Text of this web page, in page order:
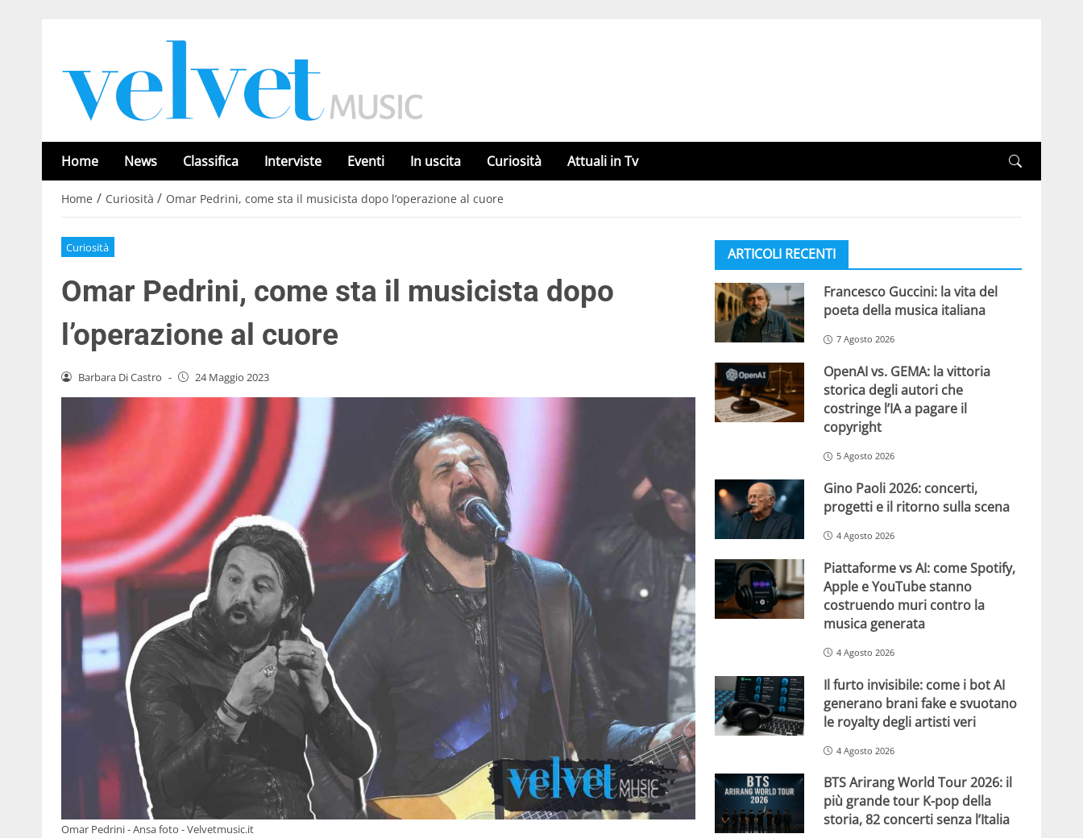
Home News Classifica Interviste Eventi In uscita Curiosità Attuali in Tv
Home / Curiosità / Omar Pedrini, come sta il musicista dopo l’operazione al cuore
Curiosità
Omar Pedrini, come sta il musicista dopo
l’operazione al cuore
Barbara Di Castro - 24 Maggio 2023
Omar Pedrini - Ansa foto - Velvetmusic.it
ARTICOLI RECENTI
Francesco Guccini: la vita del
poeta della musica italiana
7 Agosto 2026
OpenAI vs. GEMA: la vittoria
storica degli autori che
costringe l’IA a pagare il
copyright
5 Agosto 2026
Gino Paoli 2026: concerti,
progetti e il ritorno sulla scena
4 Agosto 2026
Piattaforme vs AI: come Spotify,
Apple e YouTube stanno
costruendo muri contro la
musica generata
4 Agosto 2026
Il furto invisibile: come i bot AI
generano brani fake e svuotano
le royalty degli artisti veri
4 Agosto 2026
BTS Arirang World Tour 2026: il
più grande tour K-pop della
storia, 82 concerti senza l’Italia